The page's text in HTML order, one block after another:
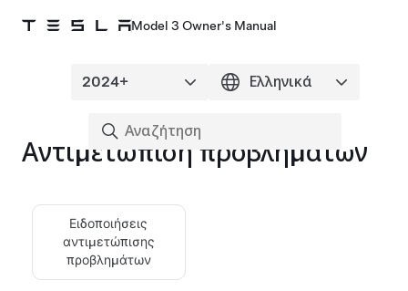
Model 3 Owner's Manual
Αντιμετώπιση προβλημάτων
Ειδοποιήσεις
αντιμετώπισης
προβλημάτων